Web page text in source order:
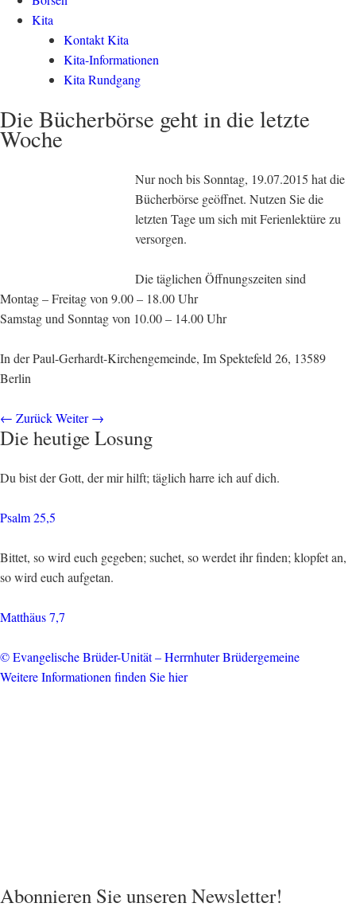
Kita
Kontakt Kita
Kita-Informationen
Kita Rundgang
Die Bücherbörse geht in die letzte
Woche
Nur noch bis Sonntag, 19.07.2015 hat die
Bücherbörse geöffnet. Nutzen Sie die
letzten Tage um sich mit Ferienlektüre zu
versorgen.
Die täglichen Öffnungszeiten sind
Montag – Freitag von 9.00 – 18.00 Uhr
Samstag und Sonntag von 10.00 – 14.00 Uhr
In der Paul-Gerhardt-Kirchengemeinde, Im Spektefeld 26, 13589
Berlin
← ZurückWeiter→
Die heutige Losung
Du bist der Gott, der mir hilft; täglich harre ich auf dich.
Psalm 25,5
Bittet, so wird euch gegeben; suchet, so werdet ihr finden; klopfet an,
so wird euch aufgetan.
Matthäus 7,7
© Evangelische Brüder-Unität – Herrnhuter Brüdergemeine
Weitere Informationen finden Sie hier
Abonnieren Sie unseren Newsletter!